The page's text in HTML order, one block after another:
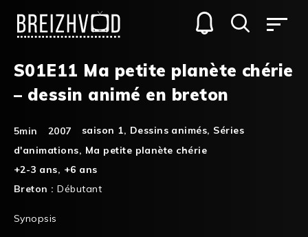
S01E11 Ma petite planète chérie
– dessin animé en breton
5min 2007 saison 1, Dessins animés, Séries
d'animations, Ma petite planète chérie
+2-3 ans, +6 ans
Breton :Débutant
Synopsis